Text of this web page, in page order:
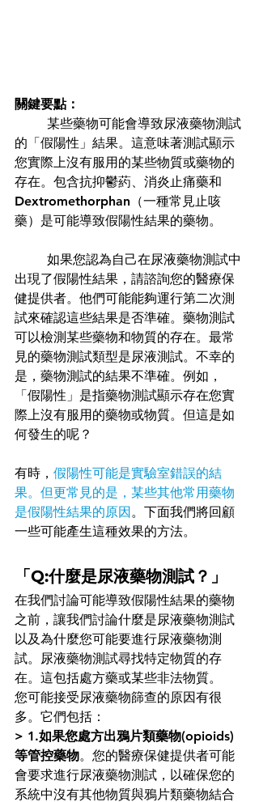
關鍵要點：
某些藥物可能會導致尿液藥物測試
的「假陽性」結果。這意味著測試顯示
您實際上沒有服用的某些物質或藥物的
存在。包含抗抑鬱葯、消炎止痛藥和
Dextromethorphan（一種常見止咳
藥）是可能導致假陽性結果的藥物。
如果您認為自己在尿液藥物測試中
出現了假陽性結果，請諮詢您的醫療保
健提供者。他們可能能夠運行第二次測
試來確認這些結果是否準確。藥物測試
可以檢測某些藥物和物質的存在。最常
見的藥物測試類型是尿液測試。不幸的
是，藥物測試的結果不準確。例如，
「假陽性 」是指藥物測試顯示存在您實
際上沒有服用的藥物或物質。但這是如
何發生的呢？
有時， 假陽性可能是實驗室錯誤的結
果。但更常見的是，某些其他常用藥物
是假陽性結果的原因。下面我們將回顧
一些可能產生這種效果的方法。
「Q:什麼是尿液藥物測試？」
在我們討論可能導致假陽性結果的藥物
之前，讓我們討論什麼是尿液藥物測試
以及為什麼您可能要進行尿液藥物測
試。尿液藥物測試尋找特定物質的存
在。這包括處方藥或某些非法物質。
您可能接受尿液藥物篩查的原因有很
多。它們包括：
> 1.如果您處方出鴉片類藥物(opioids)
等管控藥物。您的醫療保健提供者可能
會要求進行尿液藥物測試，以確保您的
系統中沒有其他物質與鴉片類藥物結合